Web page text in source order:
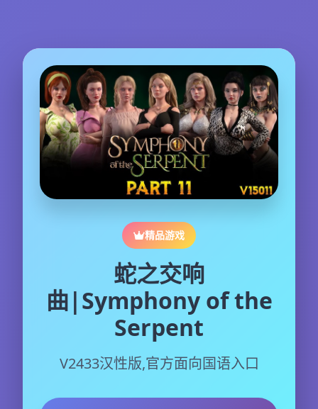
精品游戏
蛇之交响
曲|Symphony of the
Serpent
V2433汉性版,官方面向国语入口